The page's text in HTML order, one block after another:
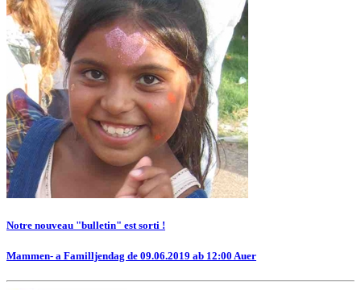
Notre nouveau "bulletin" est sorti !
Mammen- a Familljendag de 09.06.2019 ab 12:00 Auer